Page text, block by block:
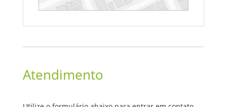
Atendimento